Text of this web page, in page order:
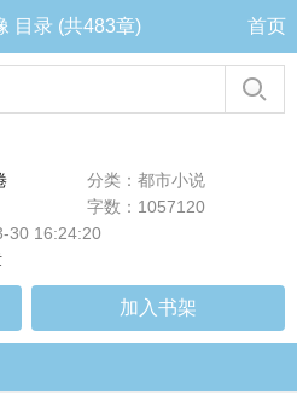
目录 (共483章) 首页
分类：都市小说
字数：1057120
30 16:24:20
加入书架